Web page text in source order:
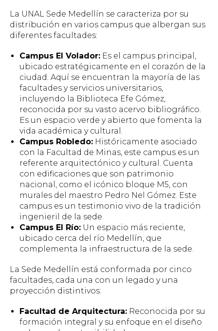
La UNAL Sede Medellín se caracteriza por su
distribución en varios campus que albergan sus
diferentes facultades:
Campus El Volador: Es el campus principal,
ubicado estratégicamente en el corazón de la
ciudad. Aquí se encuentran la mayoría de las
facultades y servicios universitarios,
incluyendo la Biblioteca Efe Gómez,
reconocida por su vasto acervo bibliográfico.
Es un espacio verde y abierto que fomenta la
vida académica y cultural.
Campus Robledo: Históricamente asociado
con la Facultad de Minas, este campus es un
referente arquitectónico y cultural. Cuenta
con edificaciones que son patrimonio
nacional, como el icónico bloque M5, con
murales del maestro Pedro Nel Gómez. Este
campus es un testimonio vivo de la tradición
ingenieril de la sede.
Campus El Río: Un espacio más reciente,
ubicado cerca del río Medellín, que
complementa la infraestructura de la sede.
La Sede Medellín está conformada por cinco
facultades, cada una con un legado y una
proyección distintivos:
Facultad de Arquitectura: Reconocida por su
formación integral y su enfoque en el diseño